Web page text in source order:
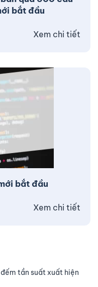
bắt đầu
Xem chi tiết
bắt đầu
Xem chi tiết
đếm tần suất xuất hiện